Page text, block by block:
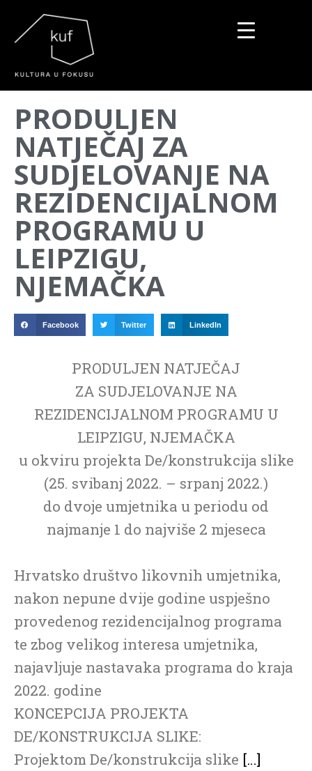
PRODULJEN
NATJEČAJ ZA
SUDJELOVANJE NA
REZIDENCIJALNOM
PROGRAMU U
LEIPZIGU,
NJEMAČKA
Facebook Twitter LinkedIn
PRODULJEN NATJEČAJ
ZA SUDJELOVANJE NA
REZIDENCIJALNOM PROGRAMU U
LEIPZIGU, NJEMAČKA
u okviru projekta De/konstrukcija slike
(25. svibanj 2022. – srpanj 2022.)
do dvoje umjetnika u periodu od
najmanje 1 do najviše 2 mjeseca
Hrvatsko društvo likovnih umjetnika,
nakon nepune dvije godine uspješno
provedenog rezidencijalnog programa
te zbog velikog interesa umjetnika,
najavljuje nastavaka programa do kraja
2022. godine
KONCEPCIJA PROJEKTA
DE/KONSTRUKCIJA SLIKE:
Projektom De/konstrukcija slike […]
▼
▼